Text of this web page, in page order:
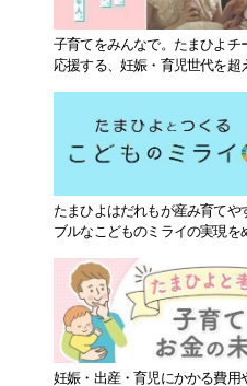
子育てをみんなで。たまひよチ
応援する、妊娠・育児世代を超
たまひよはだれもが産み育てや
ブルなこどものミライの実現を
妊娠・出産・育児にかかる費用